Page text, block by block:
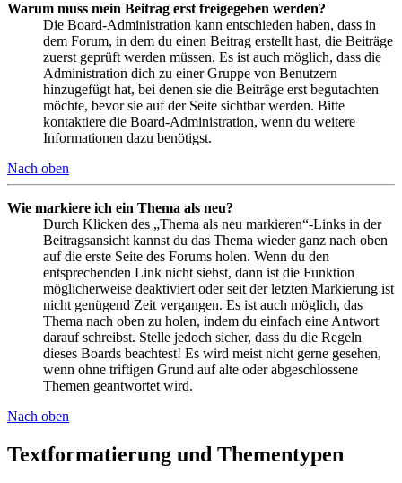
Warum muss mein Beitrag erst freigegeben werden?
Die Board-Administration kann entschieden haben, dass in
dem Forum, in dem du einen Beitrag erstellt hast, die Beiträge
zuerst geprüft werden müssen. Es ist auch möglich, dass die
Administration dich zu einer Gruppe von Benutzern
hinzugefügt hat, bei denen sie die Beiträge erst begutachten
möchte, bevor sie auf der Seite sichtbar werden. Bitte
kontaktiere die Board-Administration, wenn du weitere
Informationen dazu benötigst.
Nach oben
Wie markiere ich ein Thema als neu?
Durch Klicken des „Thema als neu markieren“-Links in der
Beitragsansicht kannst du das Thema wieder ganz nach oben
auf die erste Seite des Forums holen. Wenn du den
entsprechenden Link nicht siehst, dann ist die Funktion
möglicherweise deaktiviert oder seit der letzten Markierung ist
nicht genügend Zeit vergangen. Es ist auch möglich, das
Thema nach oben zu holen, indem du einfach eine Antwort
darauf schreibst. Stelle jedoch sicher, dass du die Regeln
dieses Boards beachtest! Es wird meist nicht gerne gesehen,
wenn ohne triftigen Grund auf alte oder abgeschlossene
Themen geantwortet wird.
Nach oben
Textformatierung und Thementypen